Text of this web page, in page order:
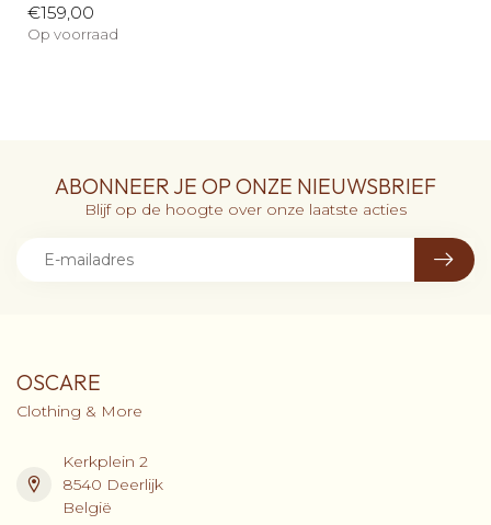
€159,00
Op voorraad
ABONNEER JE OP ONZE NIEUWSBRIEF
Blijf op de hoogte over onze laatste acties
OSCARE
Clothing & More
Kerkplein 2
8540 Deerlijk
België